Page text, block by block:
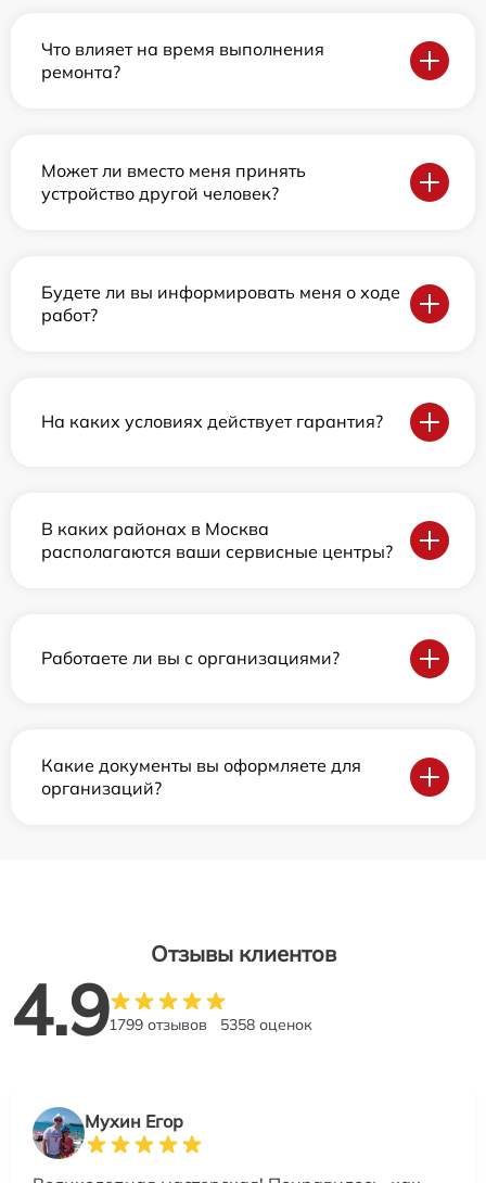
Что влияет на время выполнения
ремонта?
Может ли вместо меня принять
устройство другой человек?
Будете ли вы информировать меня о ходе
работ?
На каких условиях действует гарантия?
В каких районах в Москва
располагаются ваши сервисные центры?
Работаете ли вы с организациями?
Какие документы вы оформляете для
организаций?
Отзывы клиентов
4.91799 отзывов 5358 оценок
Мухин Егор